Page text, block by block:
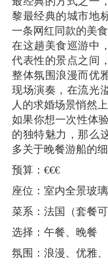
黎最经典的城市地
一条网红同款的美食
在这趟美食巡游中
代表性的景点之间
整体氛围浪漫而优
现场演奏，在流光
人的求婚场景悄然上
如果你想一次性体
的独特魅力，那么
多关于晚餐游船的细
预算：€€€
座位：室内全景玻
菜系：法国（套餐可
选择：午餐、晚餐
氛围：浪漫、优雅